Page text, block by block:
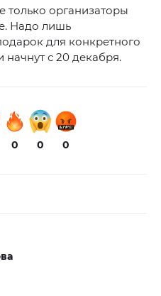
только организаторы
Надо лишь
для конкретного
начнут с 20 декабря.
0 0 0